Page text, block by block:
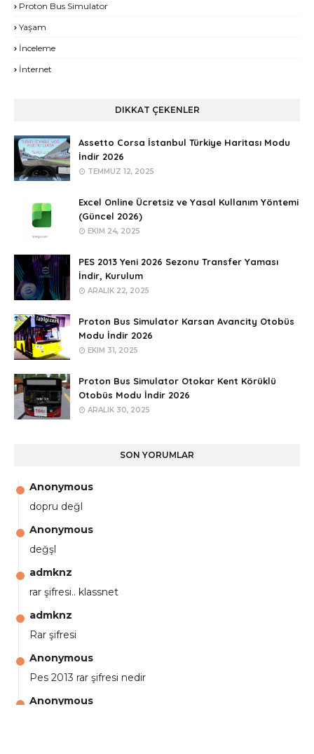
Proton Bus Simulator
Yaşam
İnceleme
İnternet
DIKKAT ÇEKENLER
Assetto Corsa İstanbul Türkiye Haritası Modu
İndir 2026
TEMMUZ 12, 2025
Excel Online Ücretsiz ve Yasal Kullanım Yöntemi
(Güncel 2026)
EKIM 24, 2025
PES 2013 Yeni 2026 Sezonu Transfer Yaması
İndir, Kurulum
ARALIK 22, 2025
Proton Bus Simulator Karsan Avancity Otobüs
Modu İndir 2026
EKIM 31, 2025
Proton Bus Simulator Otokar Kent Körüklü
Otobüs Modu İndir 2026
ARALIK 30, 2025
SON YORUMLAR
Anonymous
dopru değl
Anonymous
değşl
admknz
rar şifresi.. klassnet
admknz
Rar şifresi
Anonymous
Pes 2013 rar şifresi nedir
Anonymous